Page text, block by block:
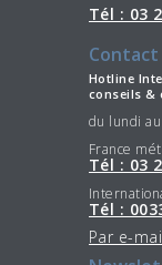
Tél : 03
Contact
Hotline
conseils &
du lundi
France
Tél : 03
Tél :
Par e-